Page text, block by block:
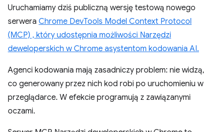
Uruchamiamy dziś publiczną wersję testową nowego
serwera Chrome DevTools Model Context Protocol
(MCP) , który udostępnia możliwości Narzędzi
deweloperskich w Chrome asystentom kodowania AI.
Agenci kodowania mają zasadniczy problem: nie widzą,
co generowany przez nich kod robi po uruchomieniu w
przeglądarce. W efekcie programują z zawiązanymi
oczami.